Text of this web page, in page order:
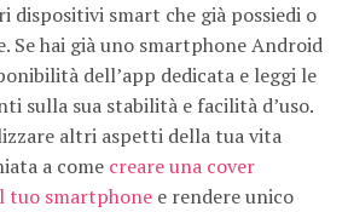
dispositivi smart che già possiedi o
Se hai già uno smartphone Android
dell’app dedicata e leggi le
sulla sua stabilità e facilità d’uso.
altri aspetti della tua vita
a come creare una cover
tuo smartphone e rendere unico